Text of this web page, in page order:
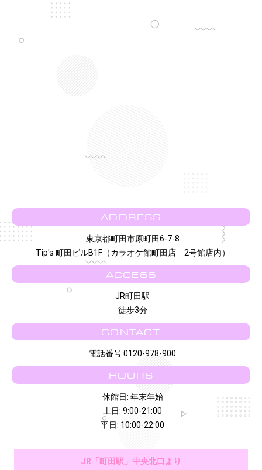
ADDRESS
東京都町田市原町田6-7-8
Tip's 町田ビルB1F（カラオケ館町田店 2号館店内）
ACCESS
JR町田駅
徒歩3分
CONTACT
電話番号 0120-978-900
HOURS
休館日: 年末年始
土日: 9:00-21:00
平日: 10:00-22:00
JR「町田駅」中央北口より